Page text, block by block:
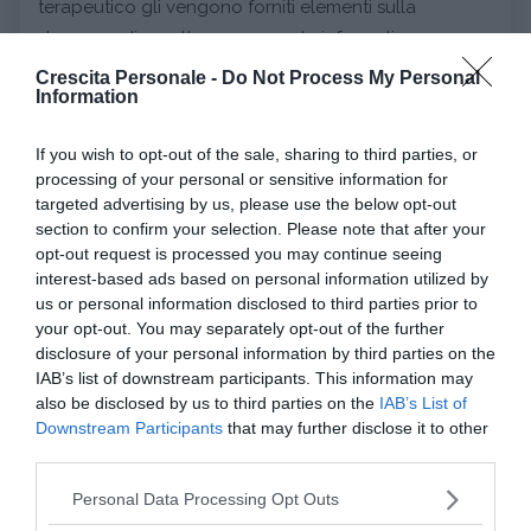
Crescita Personale - Do Not Process My Personal
Information
If you wish to opt-out of the sale, sharing to third parties, or
processing of your personal or sensitive information for
targeted advertising by us, please use the below opt-out
section to confirm your selection. Please note that after your
opt-out request is processed you may continue seeing
interest-based ads based on personal information utilized by
us or personal information disclosed to third parties prior to
your opt-out. You may separately opt-out of the further
disclosure of your personal information by third parties on the
IAB’s list of downstream participants. This information may
also be disclosed by us to third parties on the IAB’s List of
Downstream Participants that may further disclose it to other
Please note that this website/app uses one or more Google
Personal Data Processing Opt Outs
terapeutico gli vengono forniti elementi sulla
demenza di carattere puramente informativo.
Per realizzare un lavoro efficace con i familiari è
necessario fornire ad essi un supporto psicologico,
che possa permettere loro di
comprendere il modo
in cui vivono la relazione con il malato, di trovare
uno spazio all’interno del quale potere esprimere le
proprie emozioni circa timori, ansie, paure (Bruce E.,
Hodgson S., Schweitzer P., 2003).